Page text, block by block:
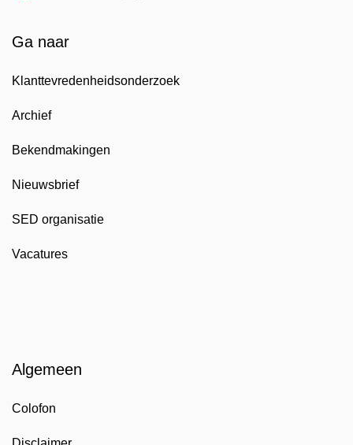
Ga naar
Klanttevredenheidsonderzoek
Archief
Bekendmakingen
Nieuwsbrief
SED organisatie
Vacatures
Algemeen
Colofon